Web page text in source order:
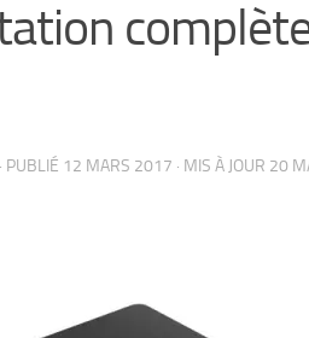
· PUBLIÉ 12 MARS 2017 · MIS À JOUR 20